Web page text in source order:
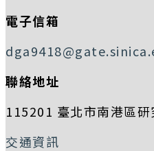
電子信箱
聯絡地址
115201 臺北市南港區
交通資訊